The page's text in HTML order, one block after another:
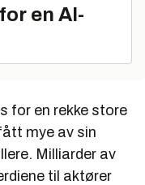
en AI-
for en rekke store
mye av sin
Milliarder av
til aktører